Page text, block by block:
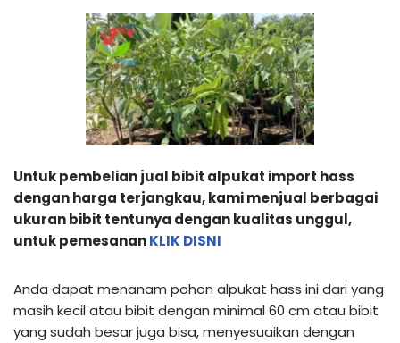
Untuk pembelian jual bibit alpukat import hass
dengan harga terjangkau, kami menjual berbagai
ukuran bibit tentunya dengan kualitas unggul,
untuk pemesananKLIK DISNI
Anda dapat menanam pohon alpukat hass ini dari yang
masih kecil atau bibit dengan minimal 60 cm atau bibit
yang sudah besar juga bisa, menyesuaikan dengan